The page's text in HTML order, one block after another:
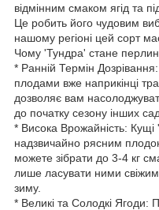
відмінним смаком ягід та
Це робить його чудовим
нашому регіоні цей сорт
Чому 'Тундра' стане
* Ранній Термін
плодами вже наприкінці
дозволяє вам
до початку сезону інших
* Висока Врожайність: Кущі
надзвичайно рясним
можете зібрати до 3-4 кг
лише ласувати ними
зиму.
* Великі та Солодкі Ягоди: